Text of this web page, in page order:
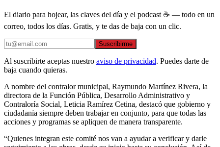
El diario para hojear, las claves del día y el podcast ☕ — todo en un
correo, todos los días. Gratis, y te das de baja con un clic.
Suscribirme
Al suscribirte aceptas nuestro aviso de privacidad. Puedes darte de
baja cuando quieras.
A nombre del contralor municipal, Raymundo Martínez Rivera, la
directora de la Función Pública, Desarrollo Administrativo y
Contraloría Social, Leticia Ramírez Cetina, destacó que gobierno y
ciudadanía siempre deben trabajar en conjunto, para que todas las
acciones y programas se apliquen de manera transparente.
“Quienes integran este comité nos van a ayudar a verificar y darle